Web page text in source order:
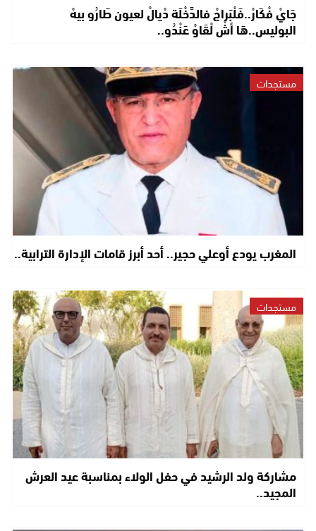
جَايْ فْكَارْ..فَلْبَراجْ فالدَّخْلَة دْيالْ لعيون طَارُو بيهْ
البوليس..هَا أشْ لْقَاوْ عَنْدُو..
مستجدات
المغرب يودع أوعلي حجير.. أحد أبرز قامات الإدارة الترابية..
مستجدات
مشاركة ولد الرشيد في حفل الولاء بمناسبة عيد العرش
المجيد..